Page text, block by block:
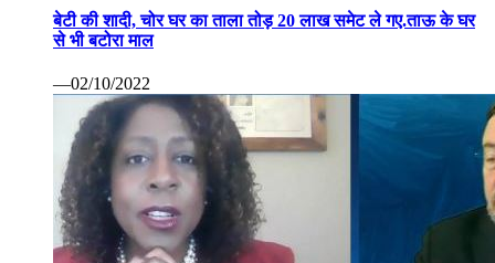
बेटी की शादी, चोर घर का ताला तोड़ 20 लाख समेट ले गए.ताऊ के घर
से भी बटोरा माल
—02/10/2022